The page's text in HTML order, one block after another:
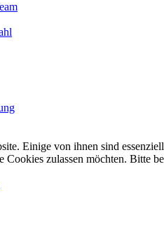
Einige von ihnen sind
Cookies zulassen möchten. Bitte